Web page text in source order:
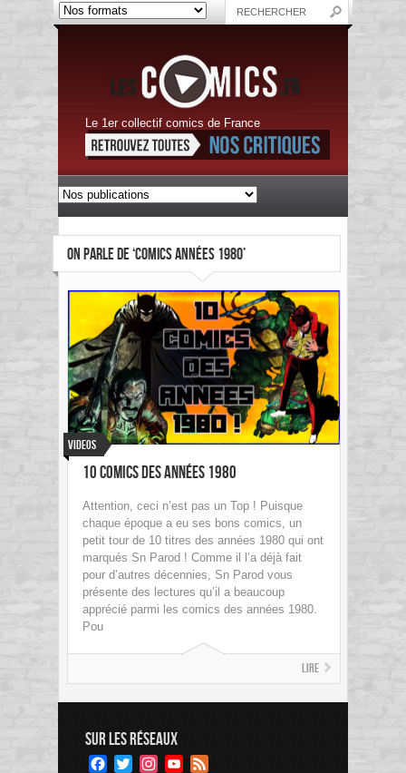
Le 1er collectif comics de France
ON PARLE DE ‘COMICS ANNÉES 1980’
Videos
10 Comics des années 1980
Attention, ceci n’est pas un Top ! Puisque
chaque époque a eu ses bons comics, un
petit tour de 10 titres des années 1980 qui ont
marqués Sn Parod ! Comme il l’a déjà fait
pour d’autres décennies, Sn Parod vous
présente des lectures qu’il a beaucoup
apprécié parmi les comics des années 1980.
Pou
Lire
SUR LES RÉSEAUX
Facebook
TwitterInstagramYouTube